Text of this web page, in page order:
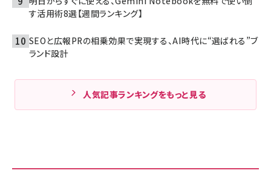
す活用術8選【週間ランキング】
SEOと広報PRの相乗効果で実現する、AI時代に“選ばれる”ブ
ランド設計
人気記事ランキングをもっと見る